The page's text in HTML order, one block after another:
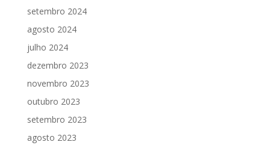
setembro 2024
agosto 2024
julho 2024
dezembro 2023
novembro 2023
outubro 2023
setembro 2023
agosto 2023